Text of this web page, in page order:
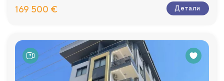
169 500 € Детали